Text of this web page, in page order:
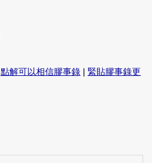
點解可以相信膠事錄
緊貼膠事錄更